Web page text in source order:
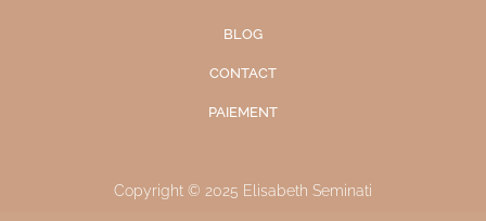
BLOG
CONTACT
PAIEMENT
Copyright © 2025 Elisabeth Seminati